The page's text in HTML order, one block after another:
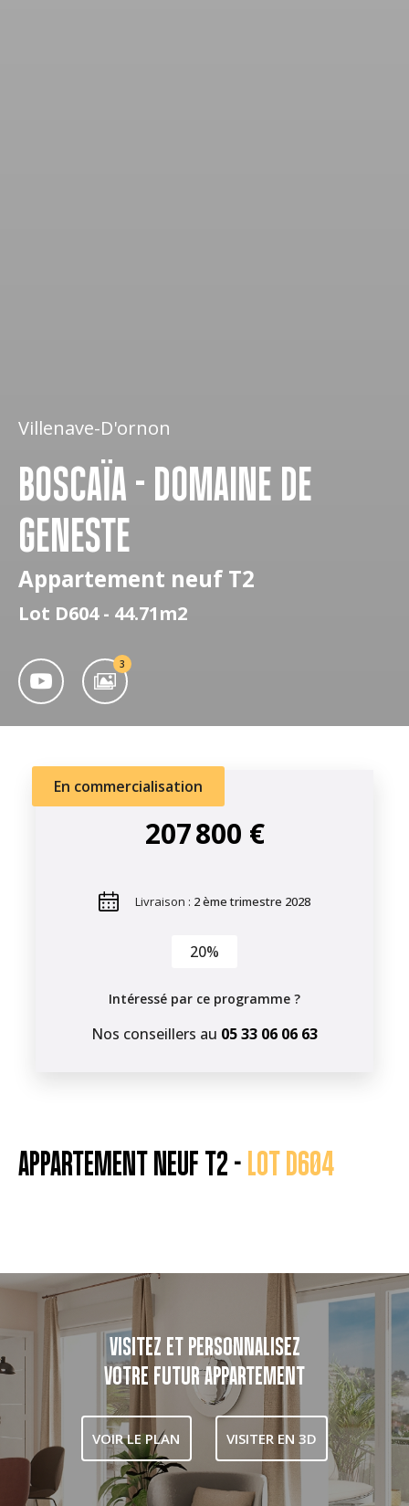
Villenave-D'ornon
BOSCAÏA - DOMAINE DE
GENESTE
Appartement neuf T2
Lot D604 - 44.71m2
3
En commercialisation
207 800 €
Livraison : 2 ème trimestre 2028
20%
Intéressé par ce programme ?
Nos conseillers au 05 33 06 06 63
APPARTEMENT NEUF T2 - LOT D604
VISITEZ ET PERSONNALISEZ
VOTRE FUTUR APPARTEMENT
VOIR LE PLAN VISITER EN 3D